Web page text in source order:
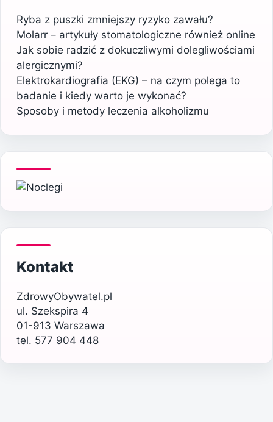
Ryba z puszki zmniejszy ryzyko zawału?
Molarr – artykuły stomatologiczne również online
Jak sobie radzić z dokuczliwymi dolegliwościami
alergicznymi?
Elektrokardiografia (EKG) – na czym polega to
badanie i kiedy warto je wykonać?
Sposoby i metody leczenia alkoholizmu
Kontakt
ZdrowyObywatel.pl
ul. Szekspira 4
01-913 Warszawa
tel. 577 904 448